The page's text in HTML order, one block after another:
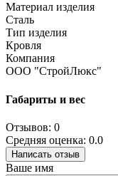
Материал изделия
Сталь
Тип изделия
Кровля
Компания
ООО "СтройЛюкс"
Габариты и вес
Отзывов: 0
Средняя оценка: 0.0
Написать отзыв
Ваше имя